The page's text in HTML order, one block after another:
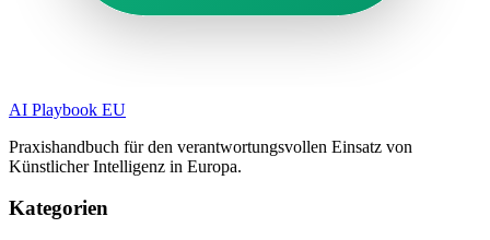
AI Playbook EU
Praxishandbuch für den verantwortungsvollen Einsatz von
Künstlicher Intelligenz in Europa.
Kategorien